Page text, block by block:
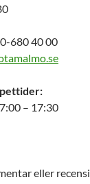
680 40 00
– 17:30
eller